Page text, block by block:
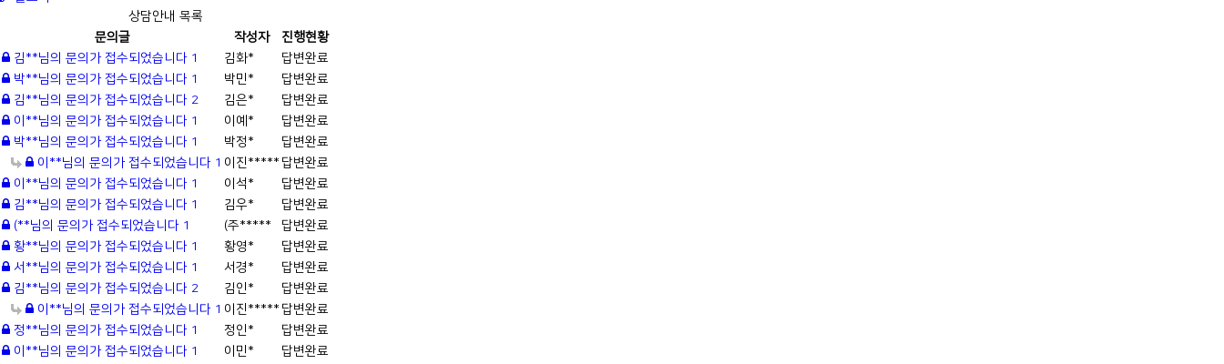
상담안내 목록
문의글
작성자
진행현황
김**님의 문의가 접수되었습니다 1 김화*
답변완료
박**님의 문의가 접수되었습니다 1 박민*
답변완료
김**님의 문의가 접수되었습니다 2 김은*
답변완료
이**님의 문의가 접수되었습니다 1 이예*
답변완료
박**님의 문의가 접수되었습니다 1 박정*
답변완료
이**님의 문의가 접수되었습니다 1 이진***** 답변완료
이**님의 문의가 접수되었습니다 1 이석*
답변완료
김**님의 문의가 접수되었습니다 1 김우*
답변완료
(**님의 문의가 접수되었습니다 1 (주*****
답변완료
황**님의 문의가 접수되었습니다 1 황영*
답변완료
서**님의 문의가 접수되었습니다 1 서경*
답변완료
김**님의 문의가 접수되었습니다 2 김인*
답변완료
이**님의 문의가 접수되었습니다 1 이진***** 답변완료
정**님의 문의가 접수되었습니다 1 정인*
답변완료
이**님의 문의가 접수되었습니다 1 이민* 답변완료